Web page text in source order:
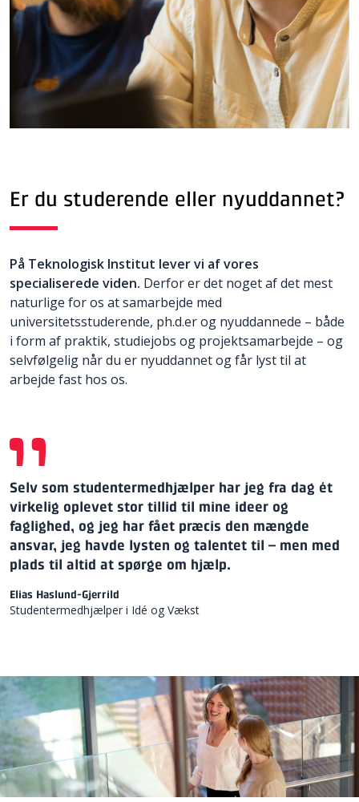
Er du studerende eller nyuddannet?
På Teknologisk Institut lever vi af vores
specialiserede viden. Derfor er det noget af det mest
naturlige for os at samarbejde med
universitetsstuderende, ph.d.er og nyuddannede – både
i form af praktik, studiejobs og projektsamarbejde – og
selvfølgelig når du er nyuddannet og får lyst til at
arbejde fast hos os.
Selv som studentermedhjælper har jeg fra dag ét
virkelig oplevet stor tillid til mine ideer og
faglighed, og jeg har fået præcis den mængde
ansvar, jeg havde lysten og talentet til – men med
plads til altid at spørge om hjælp.
Elias Haslund-Gjerrild
Studentermedhjælper i Idé og Vækst